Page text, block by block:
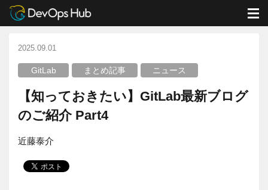
DevOps Hub ブログ GitLab 【知っておきたい】GitLab最新ブログのご紹介 Part4
2025.09.01
GitLab まとめ記事 ニュース
【知っておきたい】GitLab最新ブログ
のご紹介 Part4
近藤泰介